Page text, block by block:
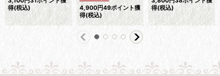
得(税込) 4,900円49ポイント獲
得(税込)
得(税込)